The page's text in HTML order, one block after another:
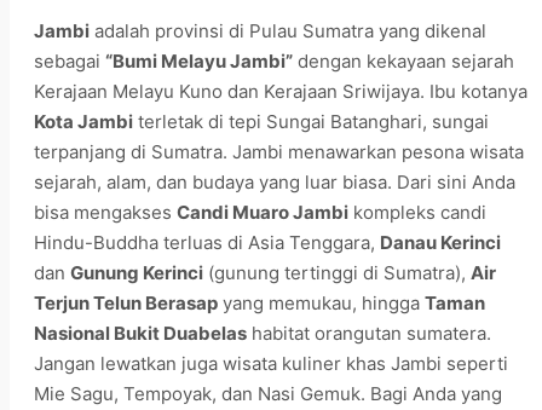
Jambi adalah provinsi di Pulau Sumatra yang dikenal
sebagai “Bumi Melayu Jambi” dengan kekayaan sejarah
Kerajaan Melayu Kuno dan Kerajaan Sriwijaya. Ibu kotanya
Kota Jambi terletak di tepi Sungai Batanghari, sungai
terpanjang di Sumatra. Jambi menawarkan pesona wisata
sejarah, alam, dan budaya yang luar biasa. Dari sini Anda
bisa mengakses Candi Muaro Jambi kompleks candi
Hindu-Buddha terluas di Asia Tenggara, Danau Kerinci
dan Gunung Kerinci (gunung tertinggi di Sumatra), Air
Terjun Telun Berasap yang memukau, hingga Taman
Nasional Bukit Duabelas habitat orangutan sumatera.
Jangan lewatkan juga wisata kuliner khas Jambi seperti
Mie Sagu, Tempoyak, dan Nasi Gemuk. Bagi Anda yang